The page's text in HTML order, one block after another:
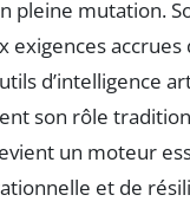
pleine mutation.
exigences
d’intelligence
son rôle
un moteur
et de